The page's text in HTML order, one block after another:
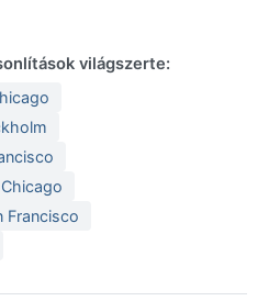
világszerte: